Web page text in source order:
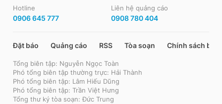
Hotline
0906 645 777
Liên hệ quảng cáo
0908 780 404
Đặt báo Quảng cáo RSS Tòa soạn Chính sách bảo
Tổng biên tập: Nguyễn Ngọc Toàn
Phó tổng biên tập thường trực: Hải Thành
Phó tổng biên tập: Lâm Hiếu Dũng
Phó tổng biên tập: Trần Việt Hưng
Tổng thư ký tòa soạn: Đức Trung